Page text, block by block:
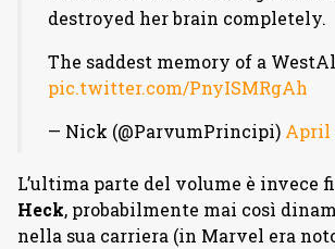
destroyed her brain completely.
The saddest memory of a
pic.twitter.com/PnyISMRgAh
— Nick (@ParvumPrincipi) April
L’ultima parte del volume è invece
Heck, probabilmente mai così
nella sua carriera (in Marvel era